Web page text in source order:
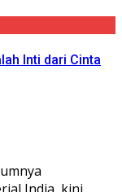
Inti dari Cinta